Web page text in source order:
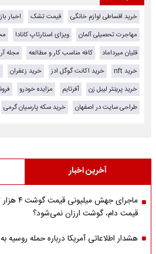
خرید اقساطی لوازم خانگی قیمت تشک
اخبار
مهاجرت تحصیلی آلمان
ویزای استارتاپ کانادا
قلیان میرداماد
کافه مناسب کار و مطالعه مجله
خرید nft
خرید اکانت گوگل ادز خرید زعفران
خرید پرینتر لیبل زن
آفرتایم مزایده خودرو
طراحی سایت در اصفهان
خرید سکه پارسیان گرمی
آخرین اخبار
قیمت دام، گوشت ارزان نمی‌شود؟
هشدار اطلاعاتی آمریکا درباره حمله روسیه به